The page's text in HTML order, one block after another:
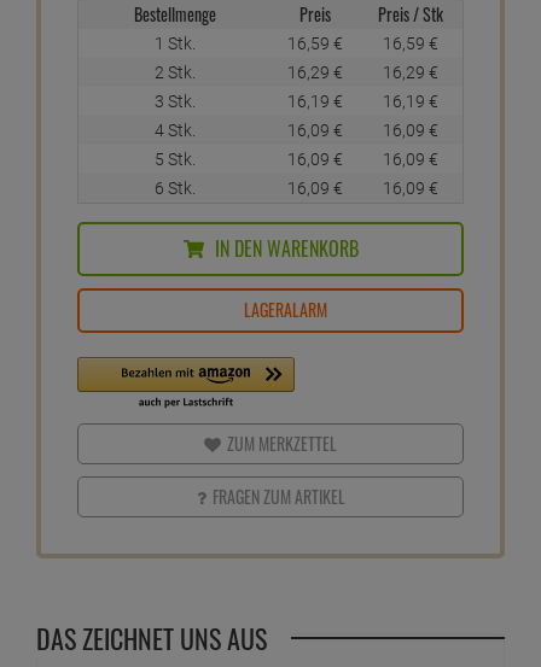
Bestellmenge Preis Preis / Stk
1 Stk. 16,59 € 16,59 €
2 Stk.
16,29 € 16,29 €
3 Stk.
16,19 € 16,19 €
4 Stk.
16,09 € 16,09 €
5 Stk.
16,09 € 16,09 €
6 Stk.
16,09 € 16,09 €
IN DEN WARENKORB
LAGERALARM
ZUM MERKZETTEL
FRAGEN ZUM ARTIKEL
DAS ZEICHNET UNS AUS